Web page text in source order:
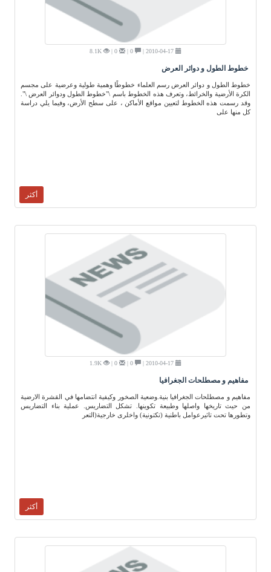
8.1K
خطوط الطول و دوائر العرض
خطوط الطول و دوائر العرض رسم العلماء خطوطًا وهمية طولية وعرضية على مجسم
الكرة الأرضية والخرائط، وتعرف هذه الخطوط باسم \"خطوط الطول ودوائر العرض \".
وقد رسمت هذه الخطوط لتعيين مواقع الأماكن ، على سطح الأرض، وفيما يلي دراسة
كل منها على
أكثر
1.9K
مفاهيم و مصطلحات الجغرافيا
مفاهيم و مصطلحات الجغرافيا بنية.وضعية الصخور وكيفية انتضامها في القشرة الارضية
من حيث تاريخها واصلها وطبيعة تكوينها. تشكل التضاريس. عملية بناء التضاريس
وتطورها تحت تاثيرعوامل باطنية (تكتونية) واخلرى خارجية(التعر
أكثر